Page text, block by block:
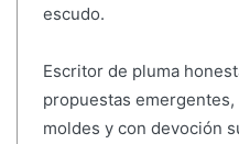
escudo.
Escritor de pluma
propuestas
moldes y con devoción